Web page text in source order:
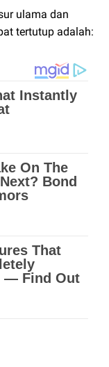
ulama dan
tertutup adalah: